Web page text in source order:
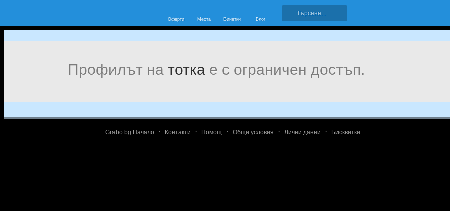
Оферти Места Винетки Блог
Профилът на тотка е с ограничен достъп.
Grabo.bg Начало · Контакти · Помощ · Общи условия · Лични данни · Бисквитки